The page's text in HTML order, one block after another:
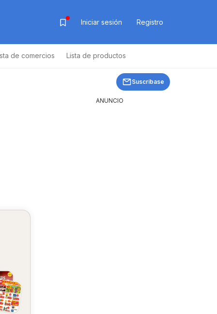
Iniciar sesión Registro
de comercios Lista de productos
Suscríbase
ANUNCIO